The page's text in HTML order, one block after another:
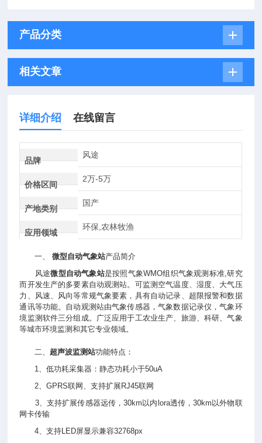
产品分类
相关文章
详细介绍 在线留言
品牌
风途
价格区间
2万-5万
产地类别
国产
应用领域
环保,农林牧渔
一、微型自动气象站产品简介
风途微型自动气象站是按照气象WMO组织气象观测标准,研究
而开发生产的多要素自动观测站。可监测空气温度、湿度、大气压
力、风速、风向等常规气象要素，具有自动记录、超限报警和数据
通讯等功能。自动观测站由气象传感器，气象数据记录仪，气象环
境监测软件三分组成。广泛应用于工农业生产、旅游、科研、气象
等城市环境监测和其它专业领域。
二、超声波监测站功能特点：
1、低功耗采集器：静态功耗小于50uA
2、GPRS联网、支持扩展RJ45联网
3、支持扩展传感器远传，30km以内lora透传，30km以外物联
网卡传输
4、支持LED屏显示兼容32768px